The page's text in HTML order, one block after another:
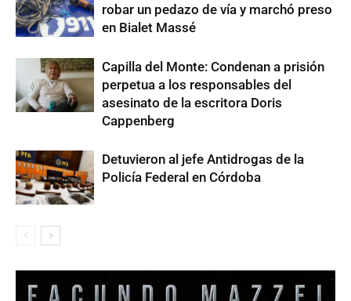
robar un pedazo de vía y marchó preso
en Bialet Massé
Capilla del Monte: Condenan a prisión
perpetua a los responsables del
asesinato de la escritora Doris
Cappenberg
Detuvieron al jefe Antidrogas de la
Policía Federal en Córdoba